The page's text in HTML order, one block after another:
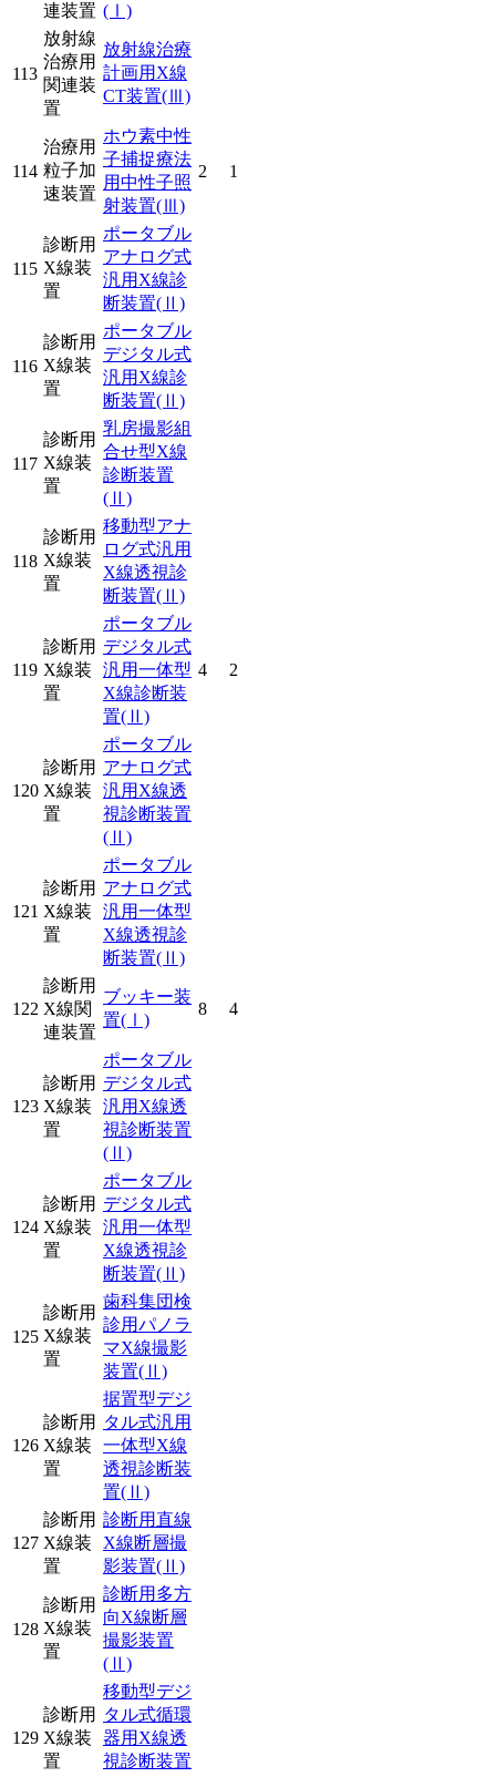
連装置 (Ⅰ)
113
放射線
治療用
関連装
置
放射線治療
計画用X線
CT装置(Ⅲ)
114
治療用
粒子加
速装置
ホウ素中性
子捕捉療法
用中性子照
射装置(Ⅲ)
2 1
115
診断用
X線装
置
ポータブル
アナログ式
汎用X線診
断装置(Ⅱ)
116
診断用
X線装
置
ポータブル
デジタル式
汎用X線診
断装置(Ⅱ)
117
診断用
X線装
置
乳房撮影組
合せ型X線
診断装置
(Ⅱ)
118
診断用
X線装
置
移動型アナ
ログ式汎用
X線透視診
断装置(Ⅱ)
119
診断用
X線装
置
ポータブル
デジタル式
汎用一体型
X線診断装
置(Ⅱ)
4 2
120
診断用
X線装
置
ポータブル
アナログ式
汎用X線透
視診断装置
(Ⅱ)
121
診断用
X線装
置
ポータブル
アナログ式
汎用一体型
X線透視診
断装置(Ⅱ)
122
診断用
X線関
連装置
ブッキー装
置(Ⅰ)
8 4
123
診断用
X線装
置
ポータブル
デジタル式
汎用X線透
視診断装置
(Ⅱ)
124
診断用
X線装
置
ポータブル
デジタル式
汎用一体型
X線透視診
断装置(Ⅱ)
125
診断用
X線装
置
歯科集団検
診用パノラ
マX線撮影
装置(Ⅱ)
126
診断用
X線装
置
据置型デジ
タル式汎用
一体型X線
透視診断装
置(Ⅱ)
127
診断用
X線装
置
診断用直線
X線断層撮
影装置(Ⅱ)
128
診断用
X線装
置
診断用多方
向X線断層
撮影装置
(Ⅱ)
129
診断用
X線装
置
移動型デジ
タル式循環
器用X線透
視診断装置